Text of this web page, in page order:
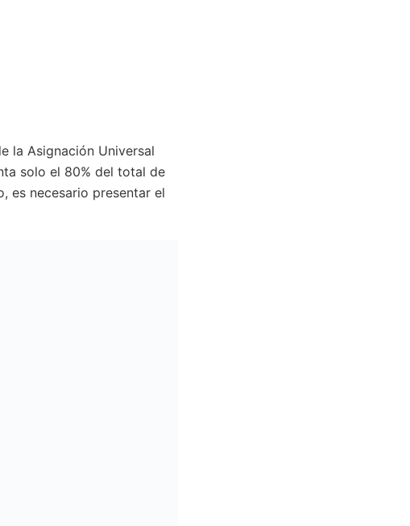
la Asignación Universal
solo el 80% del total de
es necesario presentar el